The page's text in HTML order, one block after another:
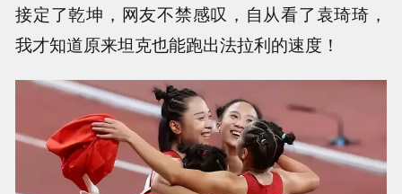
接定了乾坤，网友不禁感叹，自从看了袁琦琦，
我才知道原来坦克也能跑出法拉利的速度！